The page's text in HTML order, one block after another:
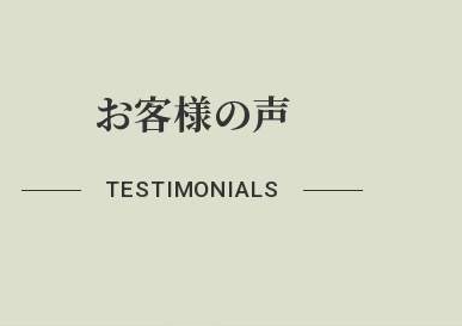
お客様の声
TESTIMONIALS